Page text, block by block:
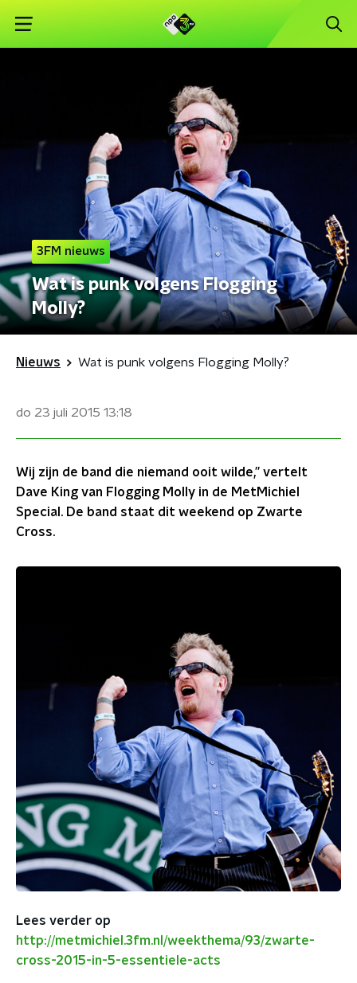
3FM nieuws
Wat is punk volgens Flogging
Molly?
Nieuws Wat is punk volgens Flogging Molly?
do 23 juli 2015 13:18
Wij zijn de band die niemand ooit wilde,” vertelt
Dave King van Flogging Molly in de MetMichiel
Special. De band staat dit weekend op Zwarte
Cross.
Lees verder op
http://metmichiel.3fm.nl/weekthema/93/zwarte-
cross-2015-in-5-essentiele-acts